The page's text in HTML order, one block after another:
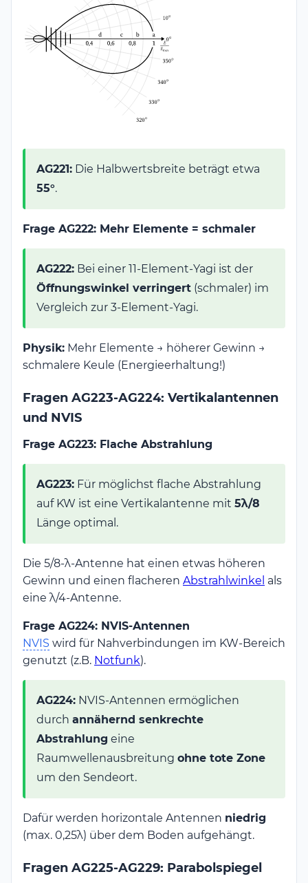
AG221: Die Halbwertsbreite beträgt etwa
55°.
Frage AG222: Mehr Elemente = schmaler
AG222: Bei einer 11-Element-Yagi ist der
Öffnungswinkel verringert (schmaler) im
Vergleich zur 3-Element-Yagi.
Physik: Mehr Elemente → höherer Gewinn →
schmalere Keule (Energieerhaltung!)
Fragen AG223-AG224: Vertikalantennen
und NVIS
Frage AG223: Flache Abstrahlung
AG223: Für möglichst flache Abstrahlung
auf KW ist eine Vertikalantenne mit 5λ/8
Länge optimal.
Die 5/8-λ-Antenne hat einen etwas höheren
Gewinn und einen flacheren Abstrahlwinkel als
eine λ/4-Antenne.
Frage AG224: NVIS-Antennen
NVIS wird für Nahverbindungen im KW-Bereich
genutzt (z.B. Notfunk).
AG224: NVIS-Antennen ermöglichen
durch annähernd senkrechte
Abstrahlung eine
Raumwellenausbreitung ohne tote Zone
um den Sendeort.
Dafür werden horizontale Antennen niedrig
(max. 0,25λ) über dem Boden aufgehängt.
Fragen AG225-AG229: Parabolspiegel